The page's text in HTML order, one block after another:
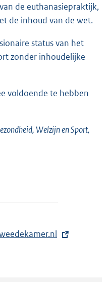
de euthanasiepraktijk,
de inhoud van de wet.
status van het
zonder inhoudelijke
voldoende te hebben
Welzijn en Sport,